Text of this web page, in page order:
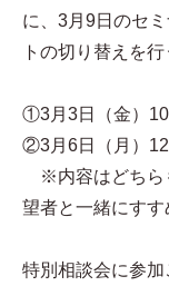
に、3月9日のセ
トの切り替えを
①3月3日（金）
②3月6日（月）
※内容はどちら
望者と一緒にすす
特別相談会に参